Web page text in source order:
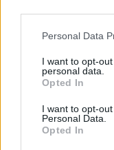
Personal Data
I want to opt-
personal data.
Opted In
I want to opt-
Personal Data.
Opted In
Altri articoli